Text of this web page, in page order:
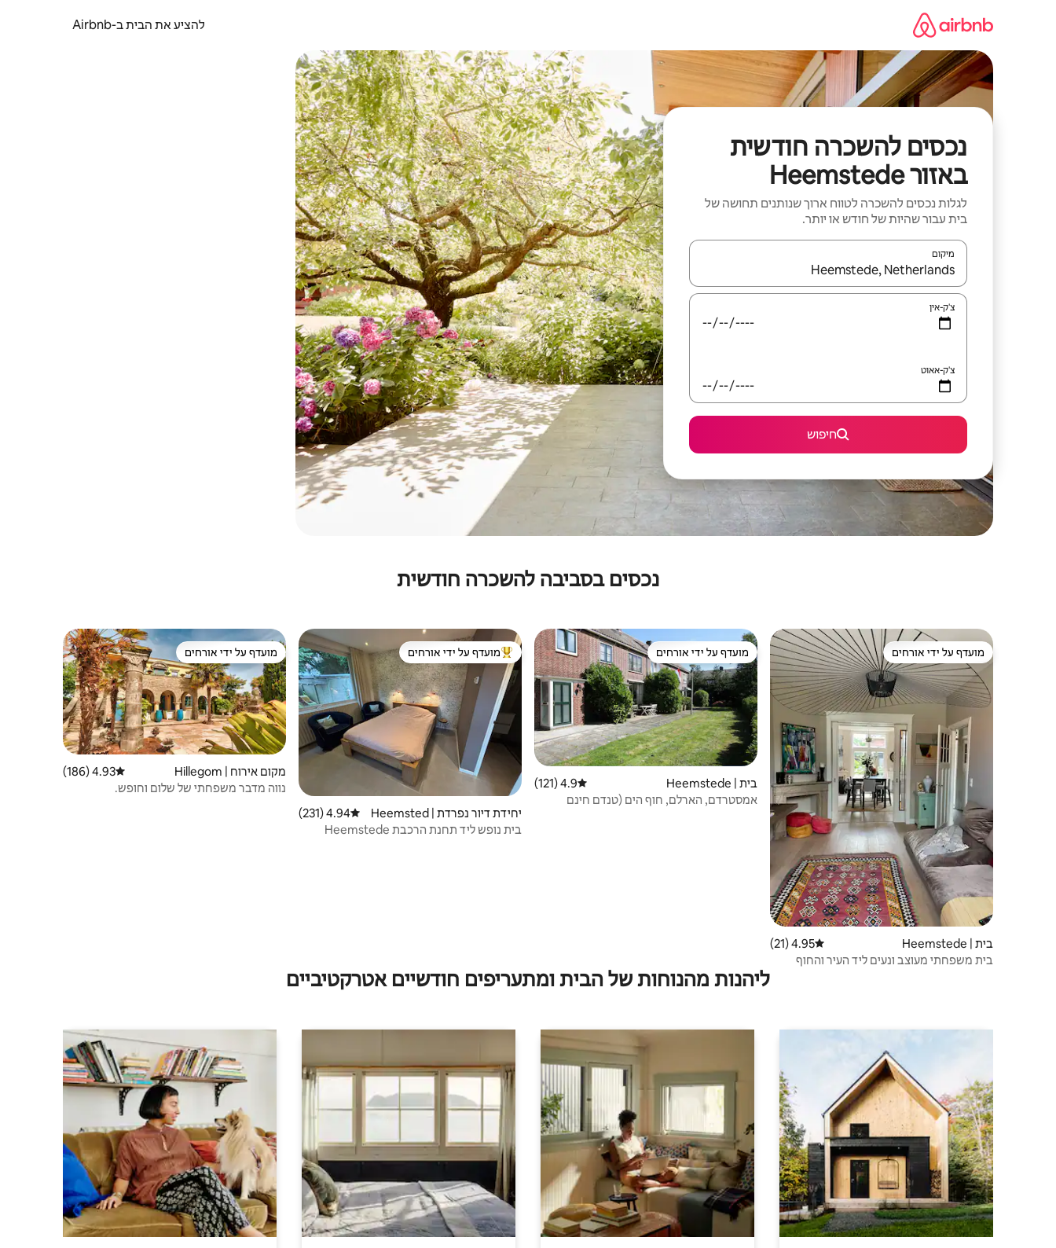
להציע את הבית ב-Airbnb
נכסים להשכרה חודשית
באזור Heemstede
לגלות נכסים להשכרה לטווח ארוך שנותנים תחושה של
בית עבור שהיות של חודש או יותר.
מיקום
כאשר התוצאות יהיו זמינות, יש לנווט עם מקשי החיצים למעלה ולמטה או לעיין בעזרת תנועות מגע או החלקה.
צ'ק-אין
צ'ק-אאוט
חיפוש
נכסים בסביבה להשכרה חודשית
מועדף על ידי אורחים
מועדף על ידי אורחים
בית | Heemstede דירוג ממוצע של 4.95 מתוך 5, 21 ביקורות
4.95 (21)
בית משפחתי מעוצב ונעים ליד העיר והחוף
מועדף על ידי אורחים
מועדף על ידי אורחים
בית | Heemstede דירוג ממוצע של 4.9 מתוך 5, 121 ביקורות
4.9 (121)
אמסטרדם, הארלם, חוף הים (טנדם חינם
מוביל בקרב נכסים מועדפים על ידי אורחים
מועדף על ידי אורחים
יחידת דיור נפרדת | Heemsted
e
דירוג ממוצע של 4.94 מתוך 5, 231 ביקורות
4.94 (231)
בית נופש ליד תחנת הרכבת Heemstede
מועדף על ידי אורחים
מועדף על ידי אורחים
מקום אירוח | Hillegom דירוג ממוצע של 4.93 מתוך 5, 186 ביקורות
4.93 (186)
נווה מדבר משפחתי של שלום וחופש.
ליהנות מהנוחות של הבית ומתעריפים חודשיים אטרקטיביים